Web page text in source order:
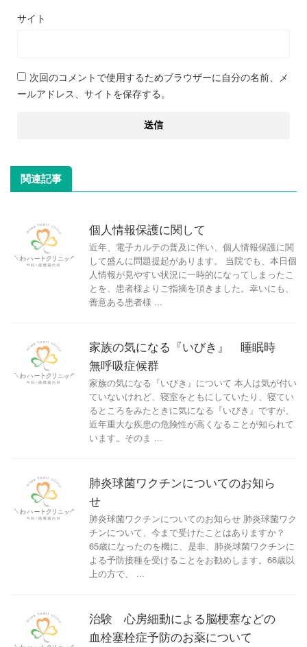
サイト
次回のコメントで使用するためブラウザーに自分の名前、メ
ールアドレス、サイトを保存する。
関連記事
個人情報保護に関して
近年、電子カルテの普及に伴い、個人情報保護に関
して盛んに問題提起があります。 当院でも、本日個
人情報が見やすい状況に一時的になってしまったこ
とを、患者様よりご指摘を頂きました。幸いにも、
善意ある患者様 ...
家族の気になる『いびき』 睡眠時
無呼吸症候群
家族の気になる『いびき』について 本人は気が付い
ていないけれど、寝室をともにしていたり、寝てい
るところをみたときに気になる『いびき』ですが、
近年重大な疾患の危険性が高くなることが知られて
います。そのま ...
肺炎球菌ワクチンについてのお知ら
せ
肺炎球菌ワクチンについてのお知らせ 肺炎球菌ワク
チンについて、今まで受けたことはありますか？
65歳になったのを機に、是非、肺炎球菌ワクチンに
よる予防接種を受けることをお勧めします。66歳以
上の方で、 ...
治験 心房細動による脳梗塞などの
血栓塞栓症予防のお薬について